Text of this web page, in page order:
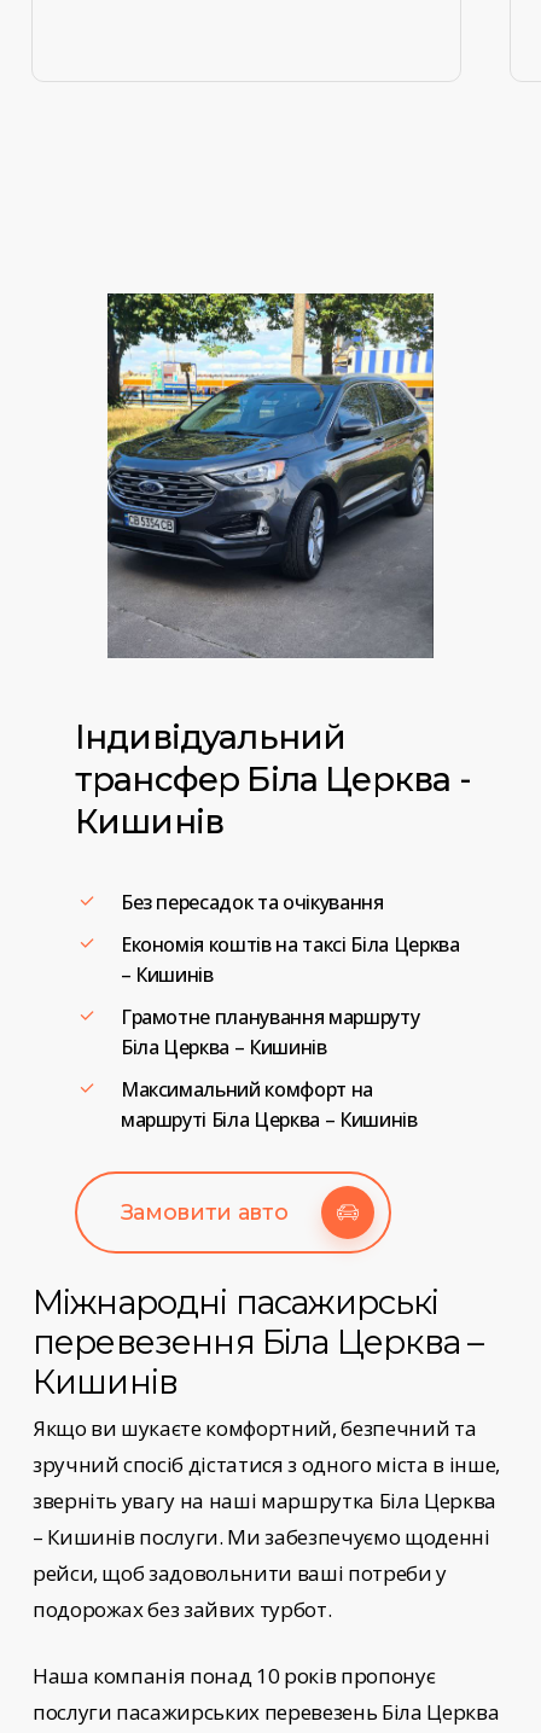
Індивідуальний
трансфер Біла Церква -
Кишинів
Без пересадок та очікування
Економія коштів на таксі Біла Церква
– Кишинів
Грамотне планування маршруту
Біла Церква – Кишинів
Максимальний комфорт на
маршруті Біла Церква – Кишинів
Замовити авто
Міжнародні пасажирські
перевезення Біла Церква –
Кишинів
Якщо ви шукаєте комфортний, безпечний та
зручний спосіб дістатися з одного міста в інше,
зверніть увагу на наші маршрутка Біла Церква
– Кишинів послуги. Ми забезпечуємо щоденні
рейси, щоб задовольнити ваші потреби у
подорожах без зайвих турбот.
Наша компанія понад 10 років пропонує
послуги пасажирських перевезень Біла Церква